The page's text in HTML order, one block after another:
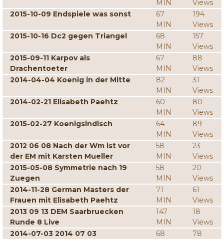
MIN
Views
2015-10-09 Endspiele was sonst
67
MIN
194
Views
2015-10-16 Dc2 gegen Triangel
68
MIN
157
Views
2015-09-11 Karpov als
Drachentoeter
67
MIN
88
Views
2014-04-04 Koenig in der Mitte
82
MIN
31
Views
2014-02-21 Elisabeth Paehtz
60
MIN
80
Views
2015-02-27 Koenigsindisch
64
MIN
89
Views
2012 06 08 Nach der Wm ist vor
der EM mit Karsten Mueller
58
MIN
23
Views
2015-05-08 Symmetrie nach 19
Zuegen
58
MIN
20
Views
2014-11-28 German Masters der
Frauen mit Elisabeth Paehtz
71
MIN
61
Views
2013 09 13 DEM Saarbruecken
Runde 8 Live
147
MIN
18
Views
2014-07-03 2014 07 03
68
78